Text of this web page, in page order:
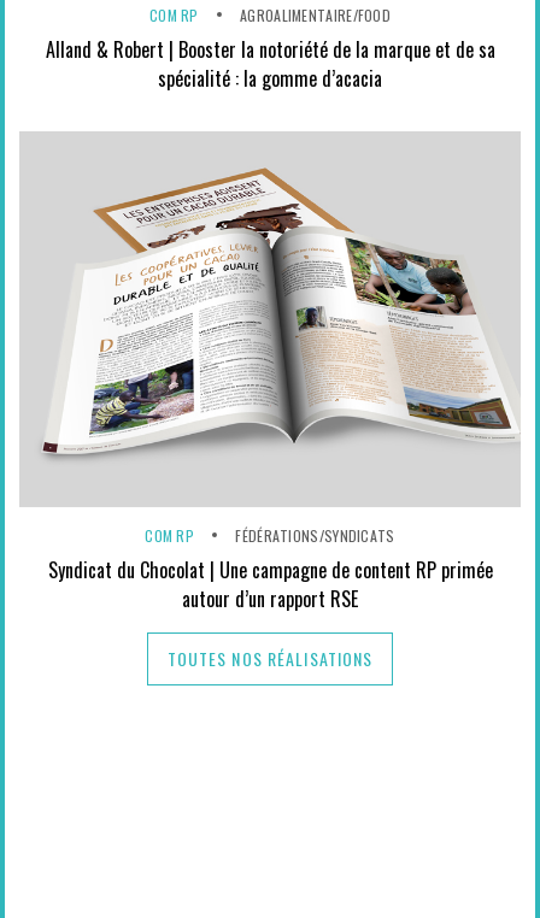
COM RP AGROALIMENTAIRE/FOOD
Alland & Robert | Booster la notoriété de la marque et de sa
spécialité : la gomme d’acacia
COM RP FÉDÉRATIONS/SYNDICATS
Syndicat du Chocolat | Une campagne de content RP primée
autour d’un rapport RSE
TOUTES NOS RÉALISATIONS